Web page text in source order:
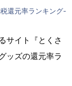
還元率ランキング-
サイト『とくさ
ッズの還元率ラ